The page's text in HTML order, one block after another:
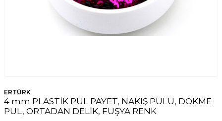
ERTÜRK
4 mm PLASTİK PUL PAYET, NAKIŞ PULU, DÖKME
PUL, ORTADAN DELİK, FUŞYA RENK